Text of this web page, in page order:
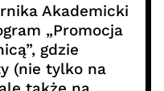
Akademicki
„Promocja
gdzie
(nie tylko na